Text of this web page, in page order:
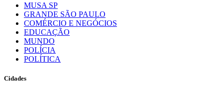
MUSA SP
GRANDE SÃO PAULO
COMÉRCIO E NEGÓCIOS
EDUCAÇÃO
MUNDO
POLÍCIA
POLÍTICA
Cidades